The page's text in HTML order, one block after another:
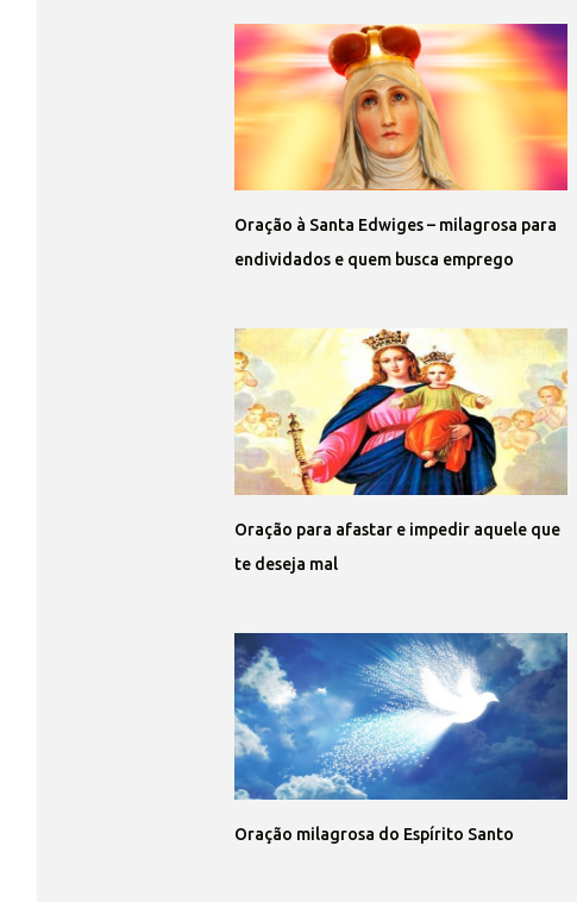
Oração à Santa Edwiges – milagrosa para
endividados e quem busca emprego
Oração para afastar e impedir aquele que
te deseja mal
Oração milagrosa do Espírito Santo